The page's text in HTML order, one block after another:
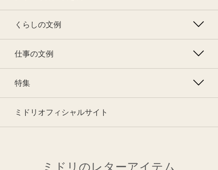
くらしの文例
仕事の文例
特集
ミドリオフィシャルサイト
ミドリのレターアイテム